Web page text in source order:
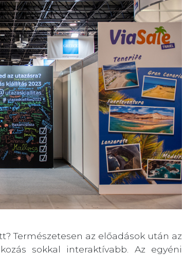
Természetesen az előadások után az
sokkal interaktívabb. Az egyéni